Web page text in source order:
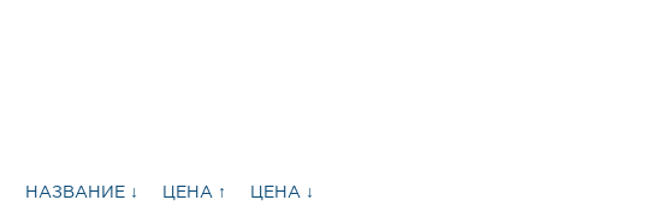
НАЗВАНИЕ ↓ ЦЕНА ↑ ЦЕНА ↓